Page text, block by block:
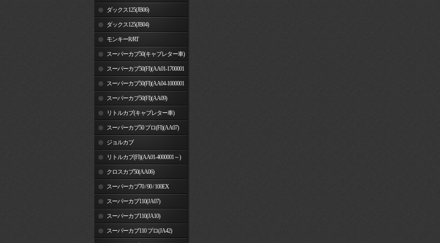
ダックス125(JB06)
ダックス125(JB04)
モンキーR/RT
スーパーカブ50(キャブレター車)
スーパーカブ50(FI)(AA01-1700001
～) スーパーカブ50(FI)(AA04-1000001
～) スーパーカブ50(FI)(AA09)
リトルカブ(キャブレター車)
スーパーカブ50 プロ(FI)(AA07)
ジョルカブ
リトルカブ(FI)(AA01-4000001～)
クロスカブ50(AA06)
スーパーカブ70 / 90 / 100EX
スーパーカブ110(JA07)
スーパーカブ110(JA10)
スーパーカブ110 プロ(JA42)